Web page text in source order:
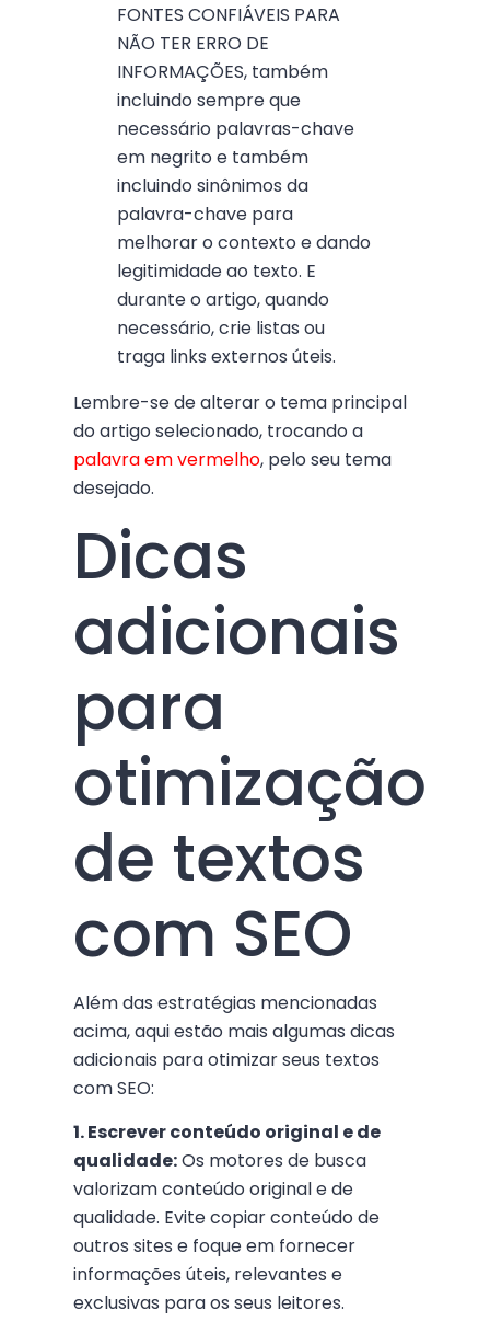
FONTES CONFIÁVEIS PARA
NÃO TER ERRO DE
INFORMAÇÕES, também
incluindo sempre que
necessário palavras-chave
em negrito e também
incluindo sinônimos da
palavra-chave para
melhorar o contexto e dando
legitimidade ao texto. E
durante o artigo, quando
necessário, crie listas ou
traga links externos úteis.
Lembre-se de alterar o tema principal
do artigo selecionado, trocando a
palavra em vermelho, pelo seu tema
desejado.
Dicas
adicionais
para
otimização
de textos
com SEO
Além das estratégias mencionadas
acima, aqui estão mais algumas dicas
adicionais para otimizar seus textos
com SEO:
1. Escrever conteúdo original e de
qualidade:Os motores de busca
valorizam conteúdo original e de
qualidade. Evite copiar conteúdo de
outros sites e foque em fornecer
informações úteis, relevantes e
exclusivas para os seus leitores.